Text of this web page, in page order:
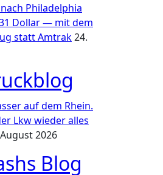
Philadelphia
Dollar — mit dem
statt Amtrak24.
auf dem Rhein.
Lkw wieder alles
2026
Blog